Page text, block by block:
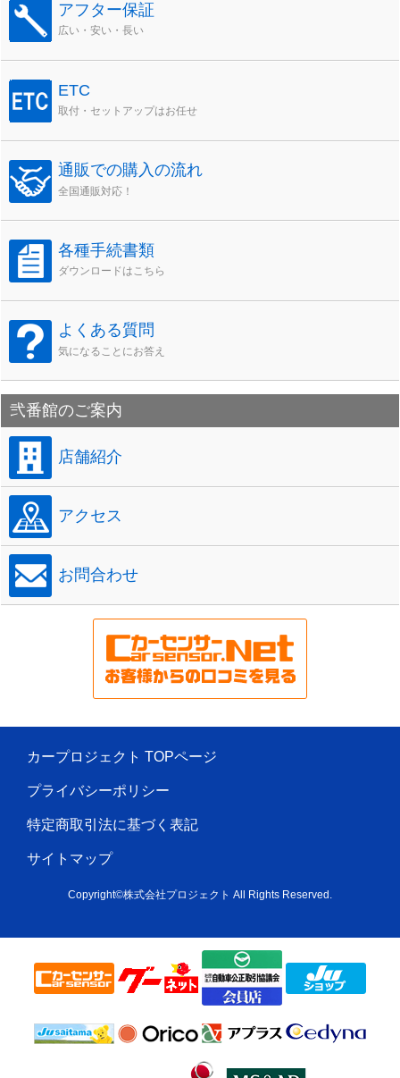
アフター保証
広い・安い・長い
ETC
取付・セットアップはお任せ
通販での購入の流れ
全国通販対応！
各種手続書類
ダウンロードはこちら
よくある質問
気になることにお答え
弐番館のご案内
店舗紹介
アクセス
お問合わせ
カープロジェクト TOPページ
プライバシーポリシー
特定商取引法に基づく表記
サイトマップ
Copyright©株式会社プロジェクト All Rights Reserved.